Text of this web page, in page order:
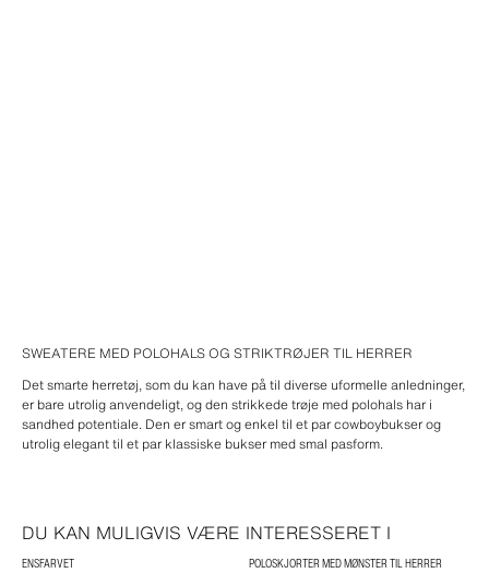
SWEATERE MED POLOHALS OG STRIKTRØJER TIL HERRER
Det smarte herretøj, som du kan have på til diverse uformelle anledninger,
er bare utrolig anvendeligt, og den strikkede trøje med polohals har i
sandhed potentiale. Den er smart og enkel til et par cowboybukser og
utrolig elegant til et par klassiske bukser med smal pasform.
DU KAN MULIGVIS VÆRE INTERESSERET I
ENSFARVET
POLOSKJORTER MED MØNSTER TIL HERRER